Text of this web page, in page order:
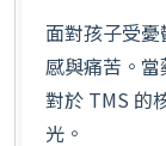
面對孩子受
感與痛苦。
對於 TMS 的
光。